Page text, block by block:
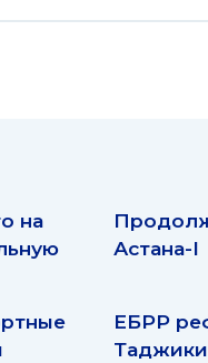
на
Астана-I
ЕБРР